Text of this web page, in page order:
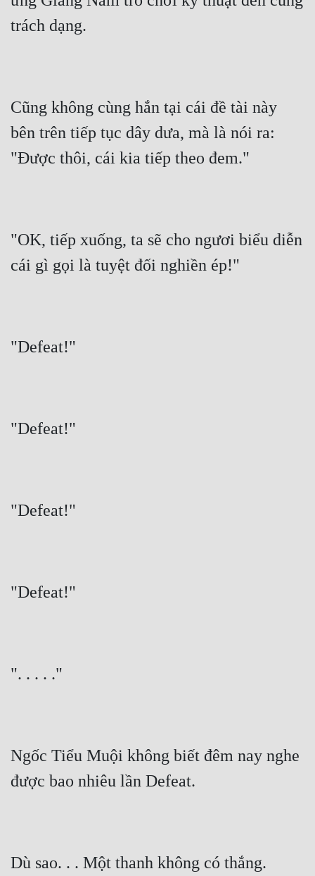
trách dạng.
Cũng không cùng hắn tại cái đề tài này
bên trên tiếp tục dây dưa, mà là nói ra:
"Được thôi, cái kia tiếp theo đem."
"OK, tiếp xuống, ta sẽ cho ngươi biểu diễn
cái gì gọi là tuyệt đối nghiền ép!"
"Defeat!"
"Defeat!"
"Defeat!"
"Defeat!"
". . . . ."
Ngốc Tiểu Muội không biết đêm nay nghe
được bao nhiêu lần Defeat.
Dù sao. . . Một thanh không có thắng.